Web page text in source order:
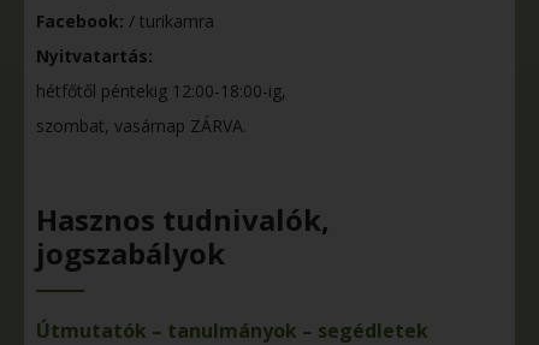
Facebook: / turikamra
Nyitvatartás:
hétfőtől péntekig 12:00-18:00-ig,
szombat, vasárnap ZÁRVA.
Hasznos tudnivalók,
jogszabályok
Útmutatók – tanulmányok – segédletek